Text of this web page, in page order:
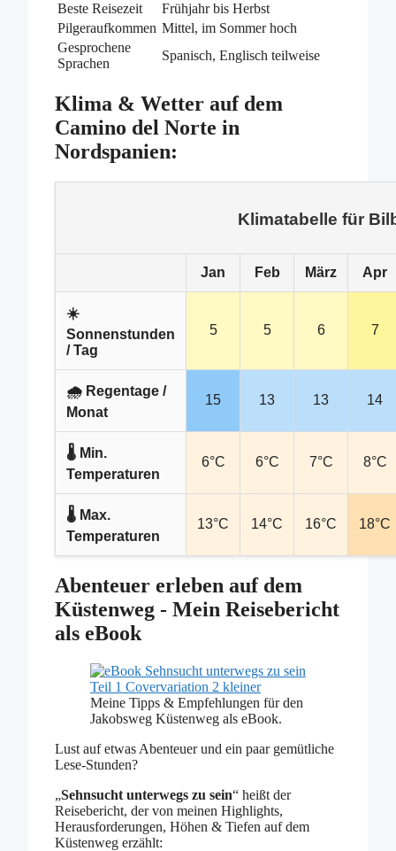
Beste Reisezeit
Frühjahr bis Herbst
Pilgeraufkommen Mittel, im Sommer hoch
Gesprochene
Sprachen
Spanisch, Englisch teilweise
Klima & Wetter auf dem
Camino del Norte in
Nordspanien:
Klimatabelle für
Jan Feb März Apr
☀️
Sonnenstunden
/ Tag
5 5 6 7
🌧️ Regentage /
Monat
15 13 13 14
🌡️ Min.
Temperaturen
6°C 6°C 7°C 8°C
🌡️ Max.
Temperaturen
13°C 14°C 16°C 18°C
Abenteuer erleben auf dem
Küstenweg - Mein Reisebericht
als eBook
Meine Tipps & Empfehlungen für den
Jakobsweg Küstenweg als eBook.
Lust auf etwas Abenteuer und ein paar gemütliche
Lese-Stunden?
„Sehnsucht unterwegs zu sein“ heißt der
Reisebericht, der von meinen Highlights,
Herausforderungen, Höhen & Tiefen auf dem
Küstenweg erzählt: